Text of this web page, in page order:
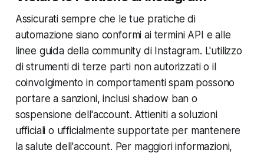
Assicurati sempre che le tue pratiche di
automazione siano conformi ai termini API e alle
linee guida della community di Instagram. L'utilizzo
di strumenti di terze parti non autorizzati o il
coinvolgimento in comportamenti spam possono
portare a sanzioni, inclusi shadow ban o
sospensione dell'account. Attieniti a soluzioni
ufficiali o ufficialmente supportate per mantenere
la salute dell'account. Per maggiori informazioni,